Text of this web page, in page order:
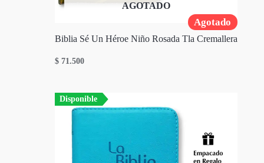
Agotado
AGOTADO
Biblia Sé Un Héroe Niño Rosada Tla Cremallera
$ 71.500
Disponible